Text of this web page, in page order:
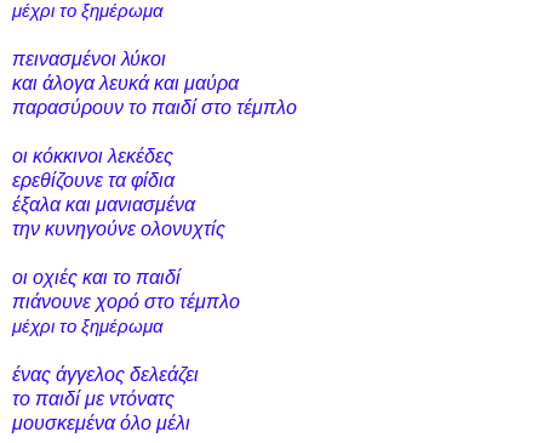
μέχρι το ξημέρωμα
πεινασμένοι λύκοι
και άλογα λευκά και μαύρα
παρασύρουν το παιδί στο τέμπλο
οι κόκκινοι λεκέδες
ερεθίζουνε τα φίδια
έξαλα και μανιασμένα
την κυνηγούνε ολονυχτίς
οι οχιές και το παιδί
πιάνουνε χορό στο τέμπλο
μέχρι το ξημέρωμα
ένας άγγελος δελεάζει
το παιδί με ντόνατς
μουσκεμένα όλο μέλι